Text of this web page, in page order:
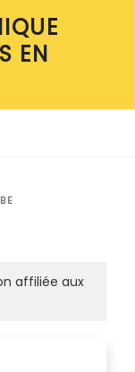
EN
affiliée aux